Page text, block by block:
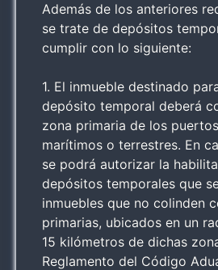
Además de los anteriores
se trate de depósitos
cumplir con lo siguiente:
1. El inmueble destinado
depósito temporal deberá
zona primaria de los
marítimos o terrestres. En
se podrá autorizar la
depósitos temporales que
inmuebles que no colinden
primarias, ubicados en un
15 kilómetros de dichas
Reglamento del Código